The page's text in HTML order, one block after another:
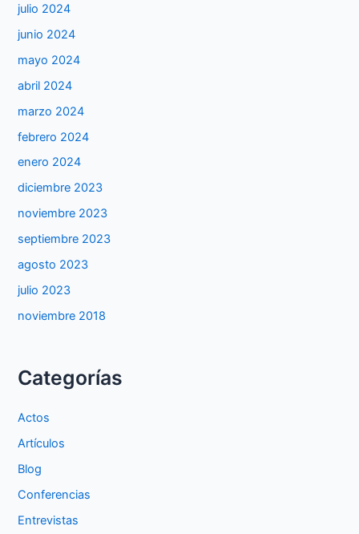
julio 2024
junio 2024
mayo 2024
abril 2024
marzo 2024
febrero 2024
enero 2024
diciembre 2023
noviembre 2023
septiembre 2023
agosto 2023
julio 2023
noviembre 2018
Categorías
Actos
Artículos
Blog
Conferencias
Entrevistas